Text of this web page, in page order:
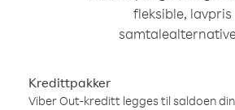
fleksible, lavpris
Kredittpakker
Viber Out-kreditt legges til saldoen